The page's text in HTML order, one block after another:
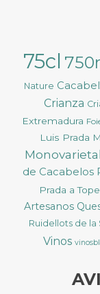
75cl
Nature
Crianza
Extremadura
Luis Prada
de Cacabelos
Prada a Tope
Artesanos
Ruidellots de la
Vinos